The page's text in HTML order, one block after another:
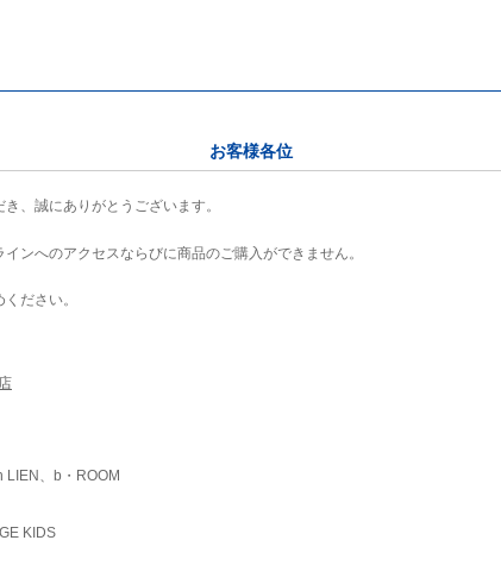
お客様各位
、誠にありがとうございます。
ンへのアクセスならびに商品のご購入ができません。
ださい。
LIEN、b・ROOM
KIDS